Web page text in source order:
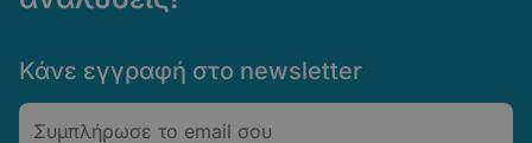
Κάνε εγγραφή στο newsletter
Email